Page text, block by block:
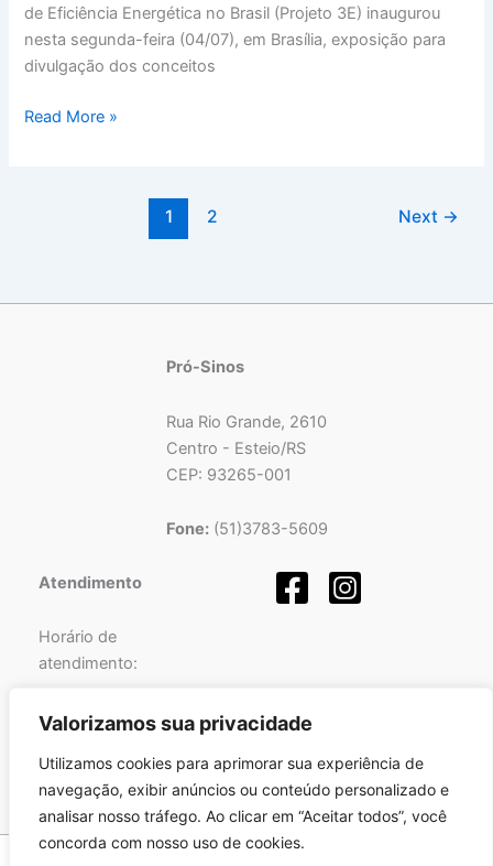
Valorizamos sua privacidade
Utilizamos cookies para aprimorar sua experiência de
navegação, exibir anúncios ou conteúdo personalizado e
analisar nosso tráfego. Ao clicar em “Aceitar todos”, você
concorda com nosso uso de cookies.
de Eficiência Energética no Brasil (Projeto 3E) inaugurou
nesta segunda-feira (04/07), em Brasília, exposição para
divulgação dos conceitos
Read More »
1 2 Next →
Pró-Sinos
Rua Rio Grande, 2610
Centro - Esteio/RS
CEP: 93265-001
Fone:(51)3783-5609
Atendimento
Horário de
atendimento:
Segunda a Sexta-feira
das13hàs17h.